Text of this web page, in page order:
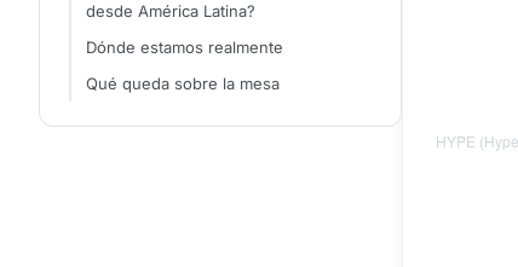
desde América Latina?
Dónde estamos realmente
Qué queda sobre la mesa